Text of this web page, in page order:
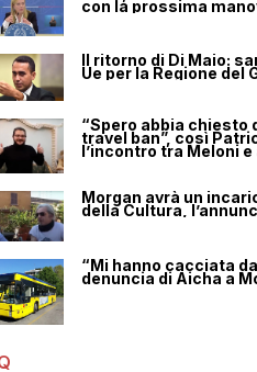
con la prossima
Il ritorno di Di Maio:
Ue per la Regione del
“Spero abbia chiesto
travel ban”, così
l’incontro tra Meloni
Morgan avrà un
della Cultura,
“Mi hanno cacciata
denuncia di Aicha a